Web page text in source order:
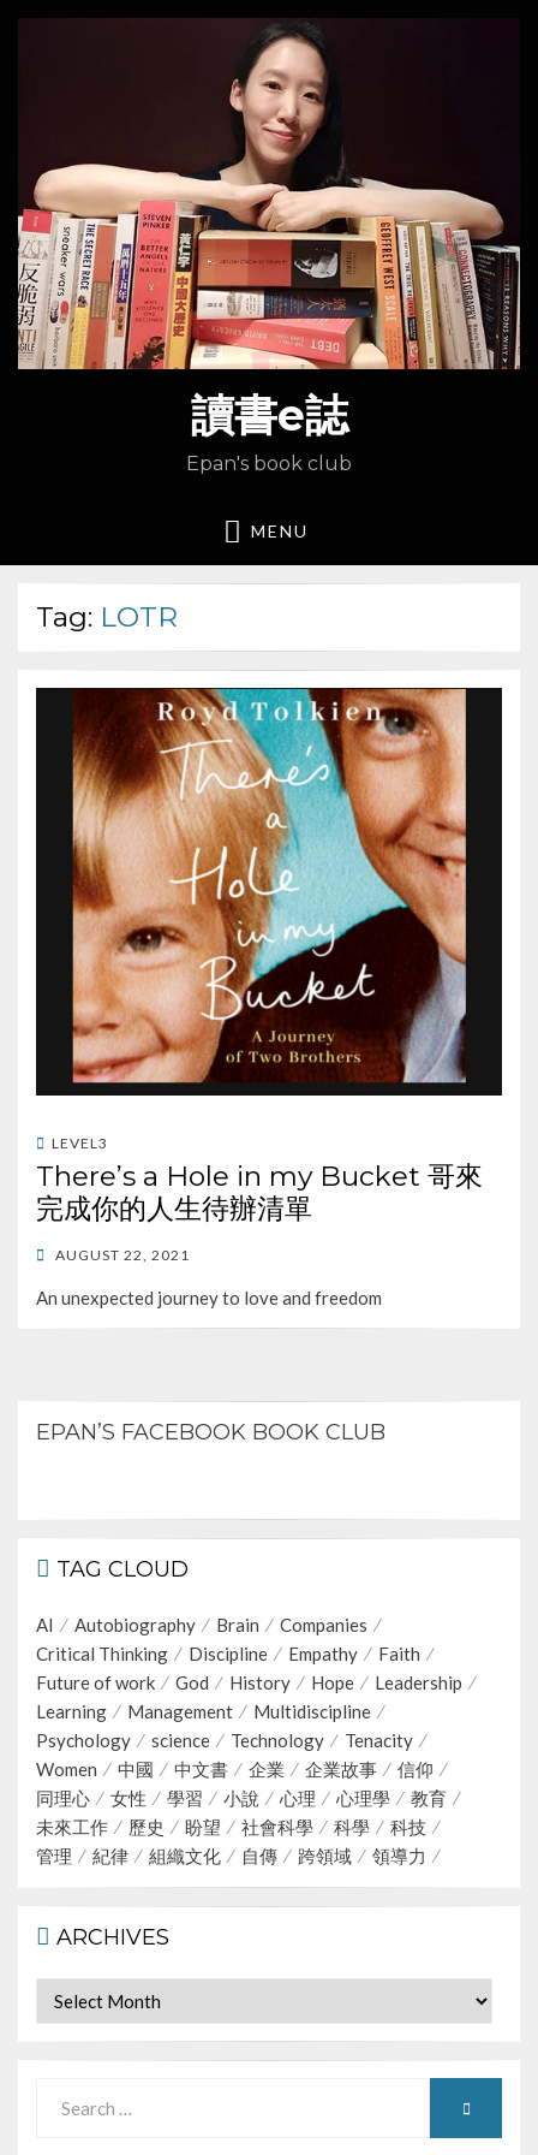
讀書e誌
Epan's book club
MENU
Tag: LOTR
LEVEL3
There’s a Hole in my Bucket 哥來
完成你的人生待辦清單
POSTED
AUGUST 22, 2021
An unexpected journey to love and freedom
EPAN’S FACEBOOK BOOK CLUB
TAG CLOUD
AI Autobiography Brain
Companies
Critical Thinking
Discipline Empathy
Faith
Future of work
God History Hope
Leadership
Learning
Management
Multidiscipline
Psychology
science Technology
Tenacity
Women
中國 中文書 企業 企業故事
信仰
同理心
女性 學習 小說 心理 心理學
教育
未來工作
歷史 盼望 社會科學 科學
科技
管理
紀律 組織文化 自傳 跨領域 領導力
ARCHIVES
Archives
for:
SEARCH